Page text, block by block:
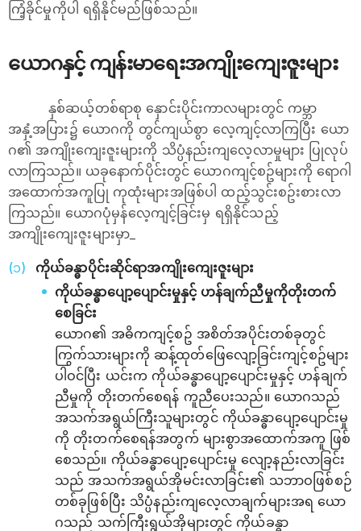
ကြံ့ခိုင်မှုကိုပါ ရရှိနိုင်မည်ဖြစ်သည်။
ယောဂနှင့် ကျန်းမာရေးအကျိုးကျေးဇူးများ
နှစ်ဆယ့်တစ်ရာစု နှောင်းပိုင်းကာလများတွင် ကမ္ဘာ
အနှံ့အပြား၌ ယောဂကို တွင်ကျယ်စွာ လေ့ကျင့်လာကြပြီး ယော
ဂ၏ အကျိုးကျေးဇူးများကို သိပ္ပံနည်းကျလေ့လာမှုများ ပြုလုပ်
လာကြသည်။ ယခုနောက်ပိုင်းတွင် ယောဂကျင့်စဥ်များကို ရောဂါ
အထောက်အကူပြု ကုထုံးများအဖြစ်ပါ ထည့်သွင်းစဥ်းစားလာ
ကြသည်။ ယောဂပုံမှန်လေ့ကျင့်ခြင်းမှ ရရှိနိုင်သည့်
အကျိုးကျေးဇူးများမှာ_
ကိုယ်ခန္ဓာပိုင်းဆိုင်ရာအကျိုးကျေးဇူးများ
ကိုယ်ခန္ဓာပျော့ပျောင်းမှုနှင့် ဟန်ချက်ညီမှုကိုတိုးတက်
စေခြင်း
ယောဂ၏ အဓိကကျင့်စဥ် အစိတ်အပိုင်းတစ်ခုတွင်
ကြွက်သားများကို ဆန့်ထုတ်ဖြေလျော့ခြင်းကျင့်စဥ်များ
ပါဝင်ပြီး ယင်းက ကိုယ်ခန္ဓာပျော့ပျောင်းမှုနှင့် ဟန်ချက်
ညီမှုကို တိုးတက်စေရန် ကူညီပေးသည်။ ယောဂသည်
အသက်အရွယ်ကြီးသူများတွင် ကိုယ်ခန္ဓာပျော့ပျောင်းမှု
ကို တိုးတက်စေရန်အတွက် များစွာအထောက်အကူ ဖြစ်
စေသည်။ ကိုယ်ခန္ဓာပျော့ပျောင်းမှု လျော့နည်းလာခြင်း
သည် အသက်အရွယ်အိုမင်းလာခြင်း၏ သဘာဝဖြစ်စဉ်
တစ်ခုဖြစ်ပြီး သိပ္ပံနည်းကျလေ့လာချက်များအရ ယော
ဂသည် သက်ကြီးရွယ်အိုများတွင် ကိုယ်ခန္ဓာ